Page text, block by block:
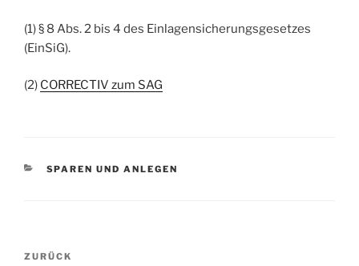
(1) § 8 Abs. 2 bis 4 des Einlagensicherungsgesetzes
(EinSiG).
(2) CORRECTIV zum SAG
KATEGORIEN
SPAREN UND ANLEGEN
Beitragsnavigation
Vorheriger
ZURÜCK